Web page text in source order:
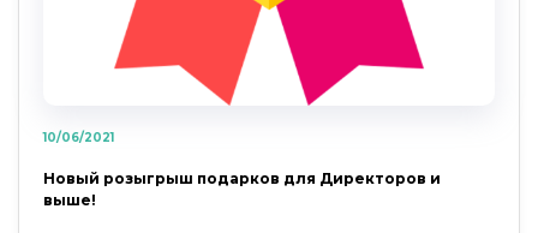
10/06/2021
Новый розыгрыш подарков для Директоров и
выше!